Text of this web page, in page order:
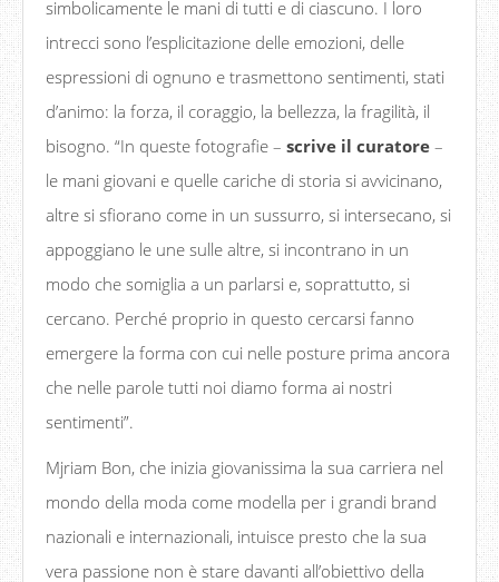
simbolicamente le mani di tutti e di ciascuno. I loro
intrecci sono l’esplicitazione delle emozioni, delle
espressioni di ognuno e trasmettono sentimenti, stati
d’animo: la forza, il coraggio, la bellezza, la fragilità, il
bisogno. “In queste fotografie – scrive il curatore –
le mani giovani e quelle cariche di storia si avvicinano,
altre si sfiorano come in un sussurro, si intersecano, si
appoggiano le une sulle altre, si incontrano in un
modo che somiglia a un parlarsi e, soprattutto, si
cercano. Perché proprio in questo cercarsi fanno
emergere la forma con cui nelle posture prima ancora
che nelle parole tutti noi diamo forma ai nostri
sentimenti”.
Mjriam Bon, che inizia giovanissima la sua carriera nel
mondo della moda come modella per i grandi brand
nazionali e internazionali, intuisce presto che la sua
vera passione non è stare davanti all’obiettivo della